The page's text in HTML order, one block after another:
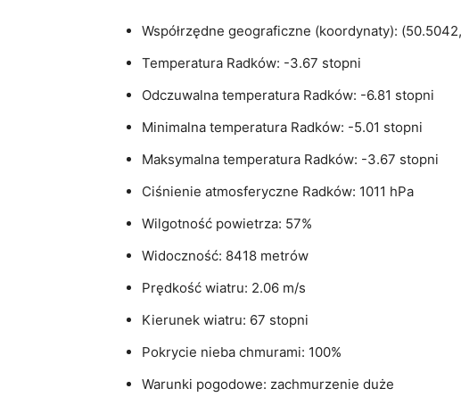
Współrzędne geograficzne (koordynaty):
Temperatura Radków: -3.67 stopni
Odczuwalna temperatura Radków: -6.81 stopni
Minimalna temperatura Radków: -5.01 stopni
Maksymalna temperatura Radków: -3.67 stopni
Ciśnienie atmosferyczne Radków: 1011 hPa
Wilgotność powietrza: 57%
Widoczność: 8418 metrów
Prędkość wiatru: 2.06 m/s
Kierunek wiatru: 67 stopni
Pokrycie nieba chmurami: 100%
Warunki pogodowe: zachmurzenie duże